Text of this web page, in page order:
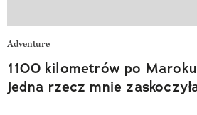
Adventure
1100 kilometrów po
Jedna rzecz mnie